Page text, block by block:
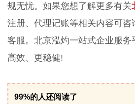
规无忧。如果您想了解更多有关
注册、代理记账等相关内容可
客服。北京泓灼一站式企业服务
高效、更稳健!
99%的人还阅读了